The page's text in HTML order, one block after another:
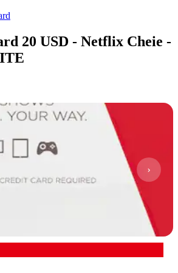
20 USD - Netflix Cheie -